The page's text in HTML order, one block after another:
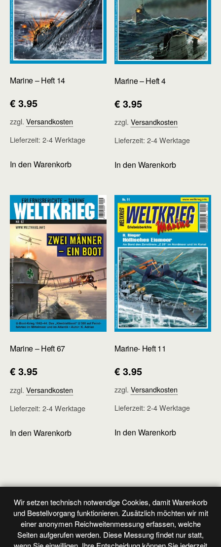
Marine – Heft 14
€ 3.95
zzgl. Versandkosten
Lieferzeit: 2-4 Werktage
In den Warenkorb
Marine – Heft 4
€ 3.95
zzgl.Versandkosten
Lieferzeit:2-4 Werktage
In den Warenkorb
Marine – Heft 67
€ 3.95
zzgl. Versandkosten
Lieferzeit: 2-4 Werktage
In den Warenkorb
Marine- Heft 11
€ 3.95
zzgl.Versandkosten
Lieferzeit:2-4 Werktage
In den Warenkorb
Vorheriger Beitrag
Marine - Heft 2
Nächster Beitrag
Marine - Heft 4
Wir setzen technisch notwendige Cookies, damit Warenkorb
und Bestellvorgang funktionieren. Zusätzlich möchten wir mit
einer anonymen Reichweitenmessung erfassen, welche
Seiten aufgerufen werden. Diese Messung findet nur statt,